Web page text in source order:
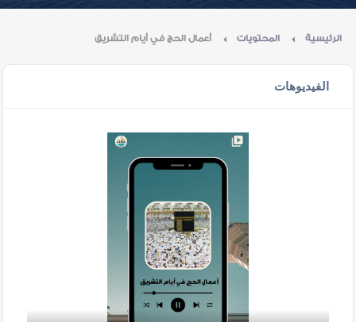
الرئيسية المحتويات أعمال الحج في أيام التشريق
الفيديوهات